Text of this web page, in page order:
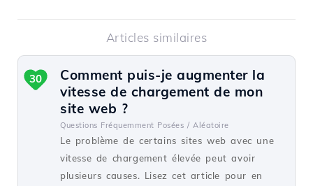
Articles similaires
Comment puis-je augmenter la
vitesse de chargement de mon
site web ?
Questions Fréquemment Posées / Aléatoire
Le problème de certains sites web avec une
vitesse de chargement élevée peut avoir
plusieurs causes. Lisez cet article pour en
30